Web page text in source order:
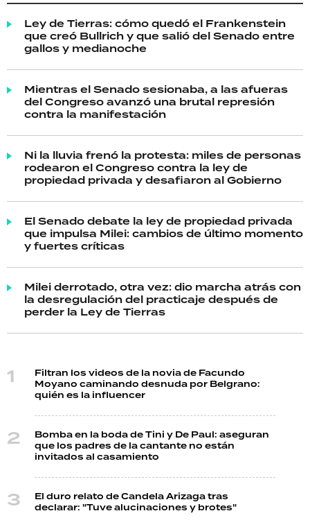
Ley de Tierras: cómo quedó el Frankenstein
que creó Bullrich y que salió del Senado entre
gallos y medianoche
Mientras el Senado sesionaba, a las afueras
del Congreso avanzó una brutal represión
contra la manifestación
Ni la lluvia frenó la protesta: miles de personas
rodearon el Congreso contra la ley de
propiedad privada y desafiaron al Gobierno
El Senado debate la ley de propiedad privada
que impulsa Milei: cambios de último momento
y fuertes críticas
Milei derrotado, otra vez: dio marcha atrás con
la desregulación del practicaje después de
perder la Ley de Tierras
Filtran los videos de la novia de Facundo
Moyano caminando desnuda por Belgrano:
quién es la influencer
Bomba en la boda de Tini y De Paul: aseguran
que los padres de la cantante no están
invitados al casamiento
El duro relato de Candela Arizaga tras
declarar: "Tuve alucinaciones y brotes"